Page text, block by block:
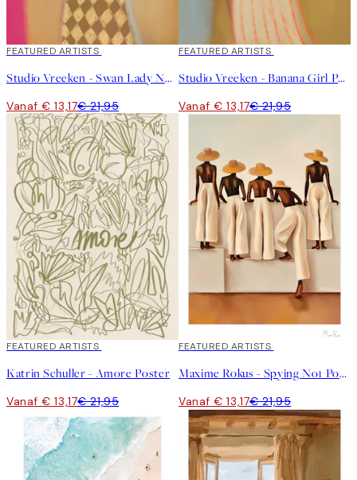
40%*
FEATURED ARTISTS
Studio Vreeken - Swan Lady No2 Poster
Vanaf € 13,17€ 21,95
40%*
FEATURED ARTISTS
Studio Vreeken - Banana Girl Poster
Vanaf € 13,17€ 21,95
40%*
FEATURED ARTISTS
Katrin Schuller - Amore Poster
Vanaf € 13,17€ 21,95
40%*
FEATURED ARTISTS
Maxime Rokus - Spying No1 Poster
Vanaf € 13,17€ 21,95